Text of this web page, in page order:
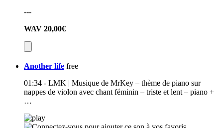
---
WAV 20,00€
Another life free
01:34 - LMK | Musique de MrKey – thème de piano sur
nappes de violon avec chant féminin – triste et lent – piano +
…